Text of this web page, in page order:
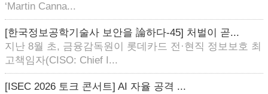
‘Martin Canna...
[한국정보공학기술사 보안을 論하다-45] 처벌이 곧...
지난 8월 초, 금융감독원이 롯데카드 전·현직 정보보호 최
고책임자(CISO: Chief I...
[ISEC 2026 토크 콘서트] AI 자율 공격 ...